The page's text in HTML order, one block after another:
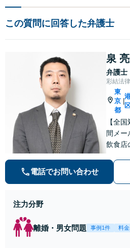
この質問に回答した弁護士
泉
弁護士
彩結法
東
京
都
【全
間メー
飲食店
の種
早期
電話でお問い合わせ
注力分野
離婚・男女問題 事例1件 料